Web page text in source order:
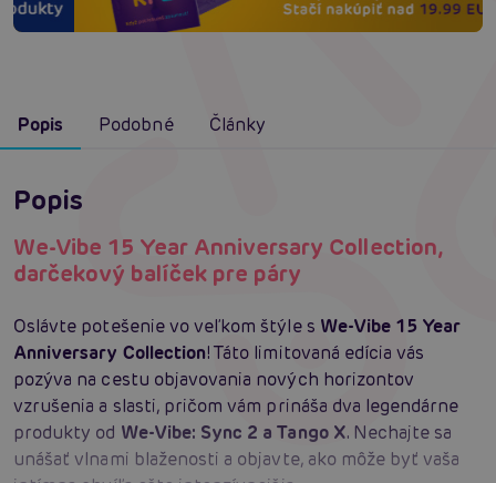
Popis Podobné Články
Popis
We-Vibe 15 Year Anniversary Collection,
darčekový balíček pre páry
Oslávte potešenie vo veľkom štýle s We-Vibe 15 Year
Anniversary Collection! Táto limitovaná edícia vás
pozýva na cestu objavovania nových horizontov
vzrušenia a slasti, pričom vám prináša dva legendárne
produkty od We-Vibe: Sync 2 a Tango X. Nechajte sa
unášať vlnami blaženosti a objavte, ako môže byť vaša